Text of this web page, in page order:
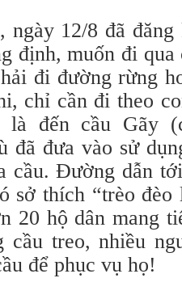
ngày 12/8 đã
định, muốn đi
đi đường rừng
chỉ cần đi theo
là đến cầu Gãy
đã đưa vào sử
cầu. Đường dẫn
sở thích “trèo
20 hộ dân mang
cầu treo, nhiều
để phục vụ họ!